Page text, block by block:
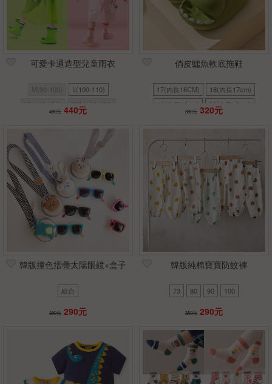
可愛卡通造型兒童雨衣
M(90-100)
L(100-110)
XL(110-120)
XXL(120-130)
490元 440元
俏皮鱷魚軟底拖鞋
17(內長16CM)
18(內長17cm)
19(內長18cm)
20(內長19cm)
大人24(內長23cm)
大人25(內長24cm)
17(內長16cm)
390元 320元
韓版撞色摺疊太陽眼鏡+盒子
組合
390元 290元
韓版純棉寶寶防蚊褲
73 80 90 100
350元 290元